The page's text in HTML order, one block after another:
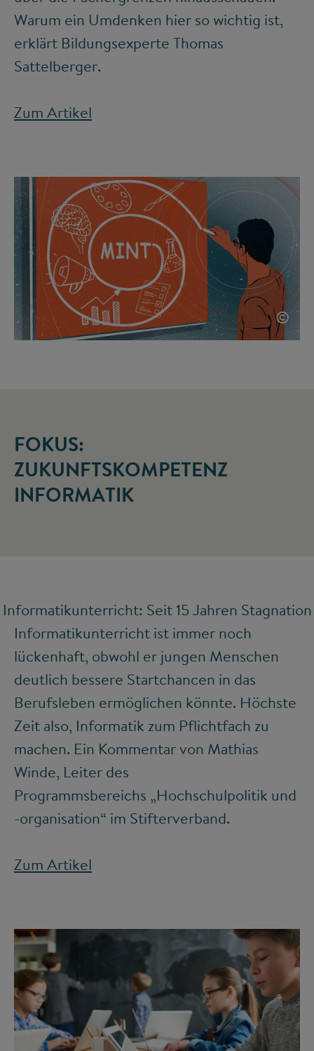
Warum ein Umdenken hier so wichtig ist,
erklärt Bildungsexperte Thomas
Sattelberger.
Zum Artikel
©
FOKUS:
ZUKUNFTSKOMPETENZ
INFORMATIK
Informatikunterricht: Seit 15 Jahren Stagnation
Informatikunterricht ist immer noch
lückenhaft, obwohl er jungen Menschen
deutlich bessere Startchancen in das
Berufsleben ermöglichen könnte. Höchste
Zeit also, Informatik zum Pflichtfach zu
machen. Ein Kommentar von Mathias
Winde, Leiter des
Programmsbereichs „Hochschulpolitik und
-organisation“ im Stifterverband.
Zum Artikel